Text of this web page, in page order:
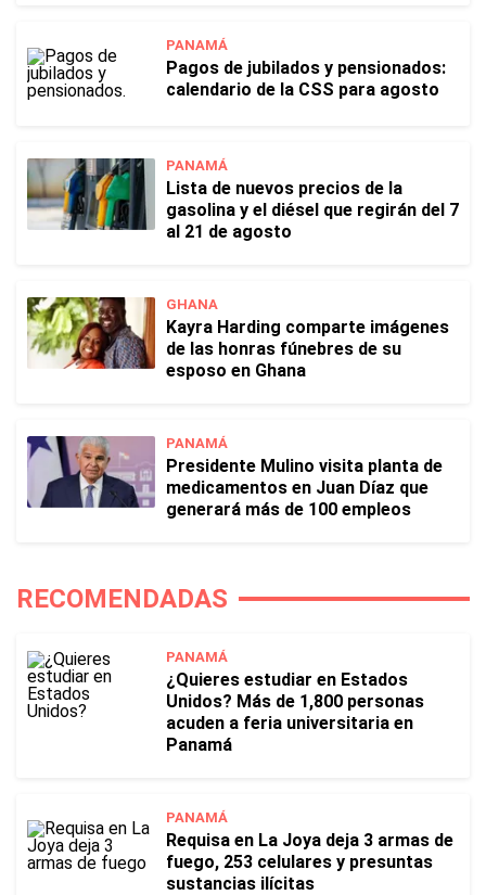
PANAMÁ
Pagos de jubilados y pensionados:
calendario de la CSS para agosto
PANAMÁ
Lista de nuevos precios de la
gasolina y el diésel que regirán del 7
al 21 de agosto
GHANA
Kayra Harding comparte imágenes
de las honras fúnebres de su
esposo en Ghana
PANAMÁ
Presidente Mulino visita planta de
medicamentos en Juan Díaz que
generará más de 100 empleos
RECOMENDADAS
PANAMÁ
¿Quieres estudiar en Estados
Unidos? Más de 1,800 personas
acuden a feria universitaria en
Panamá
PANAMÁ
Requisa en La Joya deja 3 armas de
fuego, 253 celulares y presuntas
sustancias ilícitas